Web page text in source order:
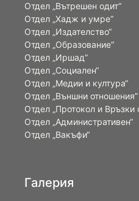
Отдел „Вътрешен одит“
Отдел „Хадж и умре“
Отдел „Издателство“
Отдел „Образование“
Отдел „Иршад“
Отдел „Социален“
Отдел „Медии и култура“
Отдел „Външни отношения”
Oтдел „Протокол и Връзки
Отдел „Административен“
Отдел „Вакъфи“
Галерия